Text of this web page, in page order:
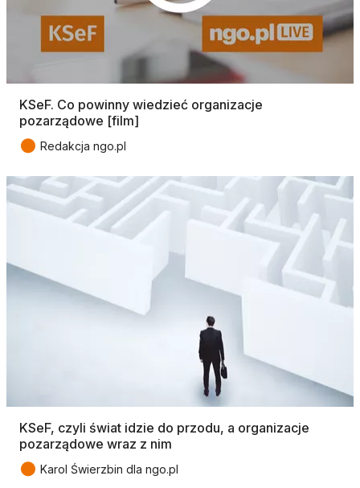
KSeF. Co powinny wiedzieć organizacje
pozarządowe [film]
● Redakcja ngo.pl
KSeF, czyli świat idzie do przodu, a organizacje
pozarządowe wraz z nim
● Karol Świerzbin dla ngo.pl